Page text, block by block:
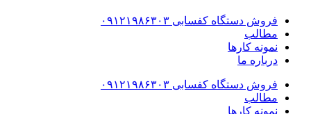
فروش دستگاه کفسابی ۰۹۱۲۱۹۸۶۳۰۳
مطالب
نمونه کارها
درباره ما
فروش دستگاه کفسابی ۰۹۱۲۱۹۸۶۳۰۳
مطالب
نمونه کارها